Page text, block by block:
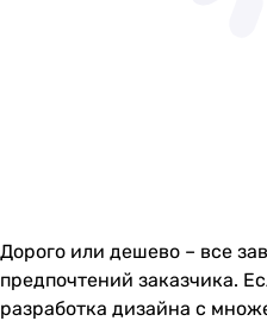
Дорого или дешево – все
предпочтений заказчика.
разработка дизайна с